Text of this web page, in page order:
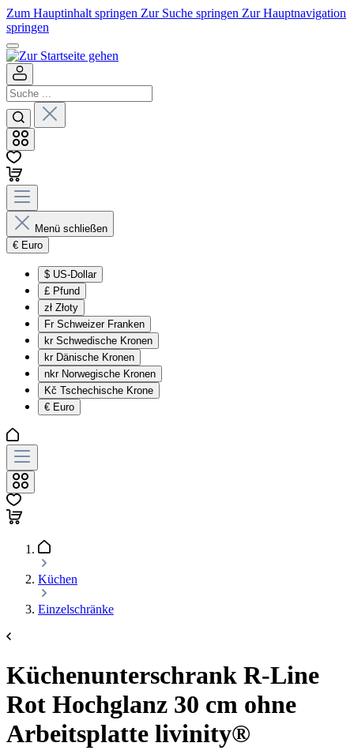
Zum Hauptinhalt springen Zur Suche springen Zur Hauptnavigation
springen
Menü schließen
€ Euro
$ US-Dollar
£ Pfund
zł Złoty
Fr Schweizer Franken
kr Schwedische Kronen
kr Dänische Kronen
nkr Norwegische Kronen
Kč Tschechische Krone
€ Euro
Küchen
Einzelschränke
Küchenunterschrank R-Line
Rot Hochglanz 30 cm ohne
Arbeitsplatte livinity®